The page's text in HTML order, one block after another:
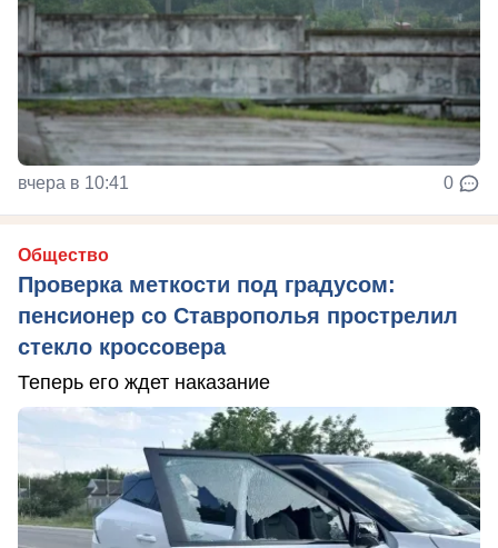
вчера в 10:41 0
Общество
Проверка меткости под градусом:
пенсионер со Ставрополья прострелил
стекло кроссовера
Теперь его ждет наказание